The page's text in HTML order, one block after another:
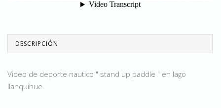
DESCRIPCIÓN
Video de deporte nautico " stand up paddle " en lago
llanquihue.